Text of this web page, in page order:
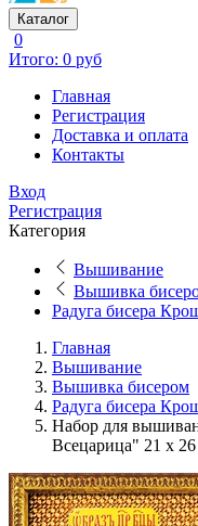
Каталог
0
Итого: 0 руб
Главная
Регистрация
Доставка и оплата
Контакты
Вход
Регистрация
Категория
Вышивание
Вышивка
Радуга бисера
Главная
Вышивание
Вышивка бисером
Радуга бисера
Набор для
Всецарица" 21 х